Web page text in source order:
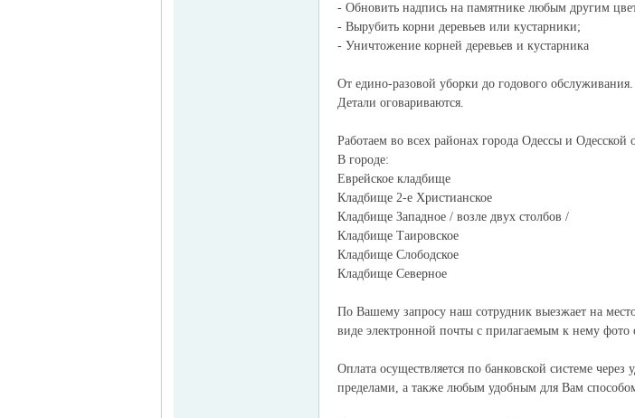
- Обновить надпись на памятнике любым другим
- Вырубить корни деревьев или кустарники;
- Уничтожение корней деревьев и кустарника
От едино-разовой уборки до годового обслуживания.
Детали оговариваются.
Работаем во всех районах города Одессы и Одесской
В городе:
Еврейское кладбище
Кладбище 2-е Христианское
Кладбище Западное / возле двух столбов /
Кладбище Таировское
Кладбище Слободское
Кладбище Северное
По Вашему запросу наш сотрудник выезжает на
виде электронной почты с прилагаемым к нему фото
Оплата осуществляется по банковской системе
пределами, а также любым удобным для Вам